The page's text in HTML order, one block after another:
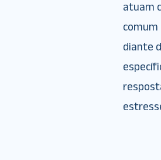
atuam
comum
diante